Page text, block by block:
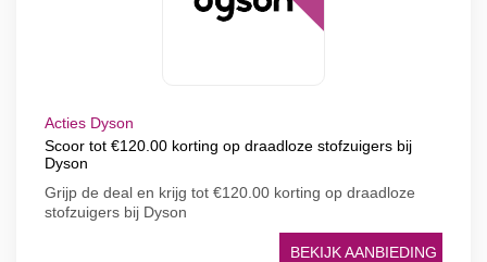
Acties Dyson
Scoor tot €120.00 korting op draadloze stofzuigers bij
Dyson
Grijp de deal en krijg tot €120.00 korting op draadloze
stofzuigers bij Dyson
BEKIJK AANBIEDING